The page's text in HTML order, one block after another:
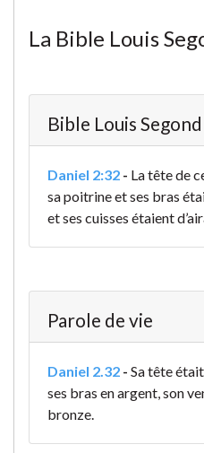
La Bible Louis
Bible Louis
Daniel 2:32 - La tête de
sa poitrine et ses bras
et ses cuisses étaient
Parole de vie
Daniel 2.32 - Sa tête
ses bras en argent, son
bronze.